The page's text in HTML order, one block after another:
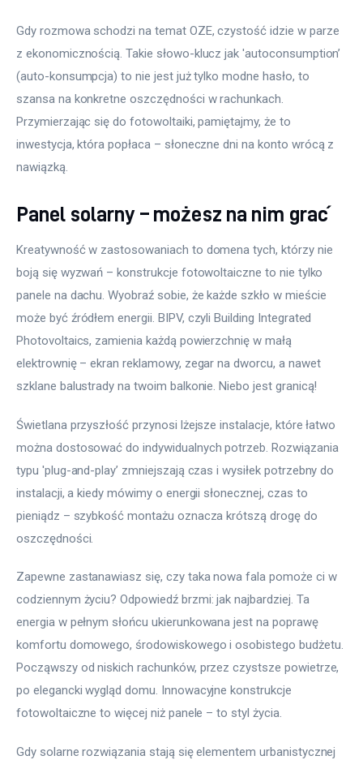
Gdy rozmowa schodzi na temat OZE, czystość idzie w parze
z ekonomicznością. Takie słowo-klucz jak 'autoconsumption’
(auto-konsumpcja) to nie jest już tylko modne hasło, to
szansa na konkretne oszczędności w rachunkach.
Przymierzając się do fotowoltaiki, pamiętajmy, że to
inwestycja, która popłaca – słoneczne dni na konto wrócą z
nawiązką.
Panel solarny – możesz na nim grać
Kreatywność w zastosowaniach to domena tych, którzy nie
boją się wyzwań – konstrukcje fotowoltaiczne to nie tylko
panele na dachu. Wyobraź sobie, że każde szkło w mieście
może być źródłem energii. BIPV, czyli Building Integrated
Photovoltaics, zamienia każdą powierzchnię w małą
elektrownię – ekran reklamowy, zegar na dworcu, a nawet
szklane balustrady na twoim balkonie. Niebo jest granicą!
Świetlana przyszłość przynosi lżejsze instalacje, które łatwo
można dostosować do indywidualnych potrzeb. Rozwiązania
typu 'plug-and-play’ zmniejszają czas i wysiłek potrzebny do
instalacji, a kiedy mówimy o energii słonecznej, czas to
pieniądz – szybkość montażu oznacza krótszą drogę do
oszczędności.
Zapewne zastanawiasz się, czy taka nowa fala pomoże ci w
codziennym życiu? Odpowiedź brzmi: jak najbardziej. Ta
energia w pełnym słońcu ukierunkowana jest na poprawę
komfortu domowego, środowiskowego i osobistego budżetu.
Począwszy od niskich rachunków, przez czystsze powietrze,
po elegancki wygląd domu. Innowacyjne konstrukcje
fotowoltaiczne to więcej niż panele – to styl życia.
Gdy solarne rozwiązania stają się elementem urbanistycznej